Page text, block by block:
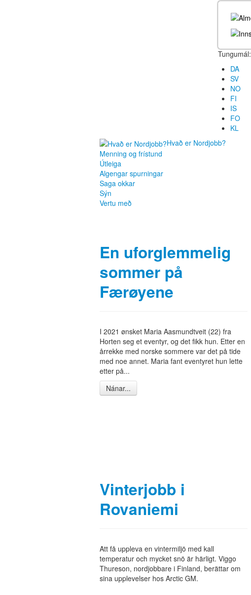
Tungumál:
DA
SV
NO
FI
IS
FO
KL
Hvað er Nordjobb?
Menning og frístund
Útleiga
Algengar spurningar
Saga okkar
Sýn
Vertu með
En uforglemmelig
sommer på
Færøyene
I 2021 ønsket Maria Aasmundtveit (22) fra
Horten seg et eventyr, og det fikk hun. Etter en
årrekke med norske sommere var det på tide
med noe annet. Maria fant eventyret hun lette
etter på...
Nánar...
Vinterjobb i
Rovaniemi
Att få uppleva en vintermiljö med kall
temperatur och mycket snö är härligt. Viggo
Thureson, nordjobbare i Finland, berättar om
sina upplevelser hos Arctic GM.